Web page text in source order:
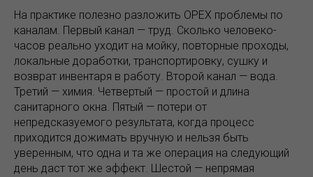
На практике полезно разложить OPEX проблемы по
каналам. Первый канал — труд. Сколько человеко-
часов реально уходит на мойку, повторные проходы,
локальные доработки, транспортировку, сушку и
возврат инвентаря в работу. Второй канал — вода.
Третий — химия. Четвертый — простой и длина
санитарного окна. Пятый — потери от
непредсказуемого результата, когда процесс
приходится дожимать вручную и нельзя быть
уверенным, что одна и та же операция на следующий
день даст тот же эффект. Шестой — непрямая